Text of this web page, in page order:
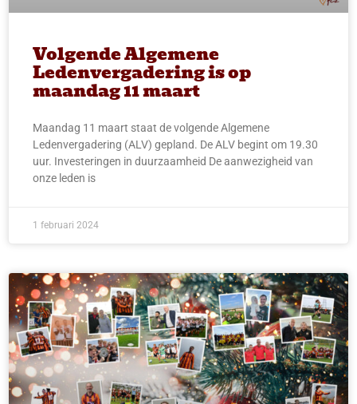
Volgende Algemene
Ledenvergadering is op
maandag 11 maart
Maandag 11 maart staat de volgende Algemene
Ledenvergadering (ALV) gepland. De ALV begint om 19.30
uur. Investeringen in duurzaamheid De aanwezigheid van
onze leden is
1 februari 2024